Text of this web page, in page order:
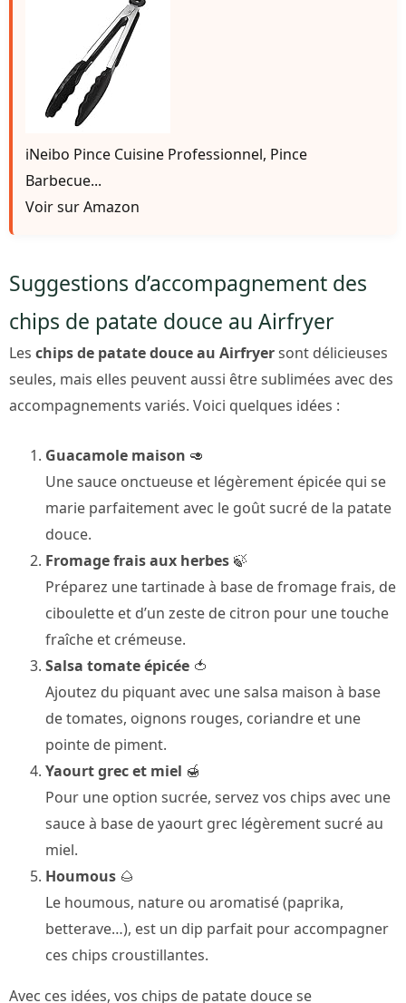
iNeibo Pince Cuisine Professionnel, Pince
Barbecue...
Voir sur Amazon
Suggestions d’accompagnement des
chips de patate douce au Airfryer
Les chips de patate douce au Airfryersont délicieuses
seules, mais elles peuvent aussi être sublimées avec des
accompagnements variés. Voici quelques idées :
Guacamole maison 🥑
Une sauce onctueuse et légèrement épicée qui se
marie parfaitement avec le goût sucré de la patate
douce.
Fromage frais aux herbes 🍃
Préparez une tartinade à base de fromage frais, de
ciboulette et d’un zeste de citron pour une touche
fraîche et crémeuse.
Salsa tomate épicée 🍅
Ajoutez du piquant avec une salsa maison à base
de tomates, oignons rouges, coriandre et une
pointe de piment.
Yaourt grec et miel 🍯
Pour une option sucrée, servez vos chips avec une
sauce à base de yaourt grec légèrement sucré au
miel.
Houmous 🌰
Le houmous, nature ou aromatisé (paprika,
betterave…), est un dip parfait pour accompagner
ces chips croustillantes.
Avec ces idées, vos chips de patate douce se